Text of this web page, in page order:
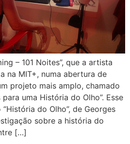
– 101 Noites”, que a artista
na MIT+, numa abertura de
projeto mais amplo, chamado
uma História do Olho”. Esse
do Olho”, de Georges
sobre a história do
[…]